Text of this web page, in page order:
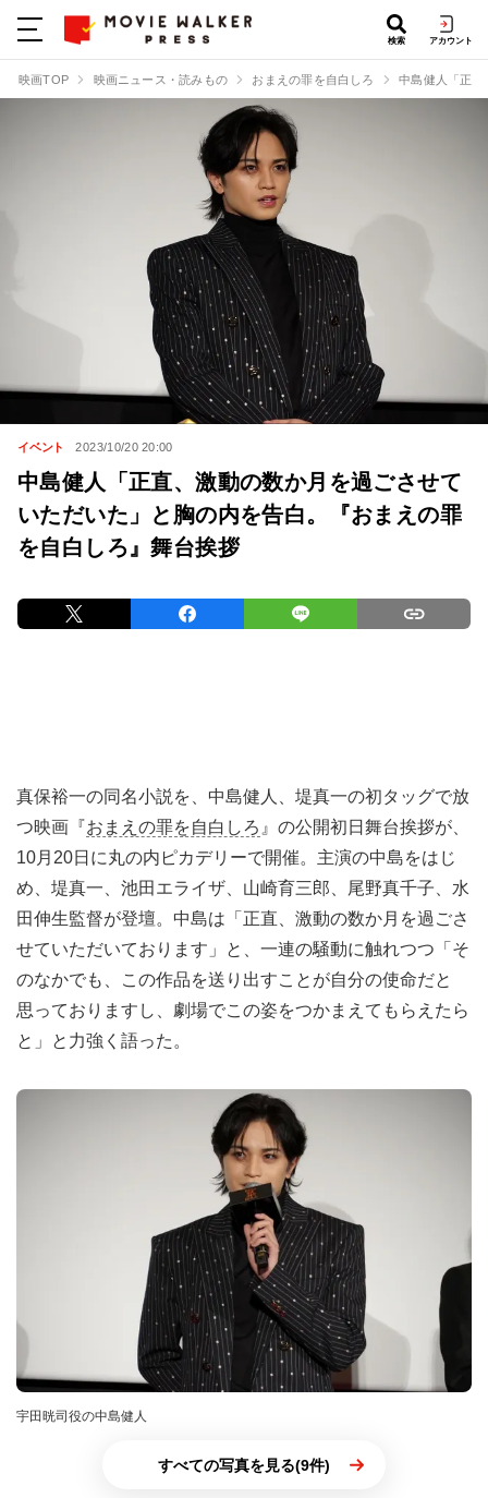
検索 アカウント
映画TOP 映画ニュース・読みもの おまえの罪を自白しろ 中島健人「正
イベント 2023/10/20 20:00
中島健人「正直、激動の数か月を過ごさせて
いただいた」と胸の内を告白。『おまえの罪
を自白しろ』舞台挨拶
真保裕一の同名小説を、中島健人、堤真一の初タッグで放
つ映画『おまえの罪を自白しろ 』の公開初日舞台挨拶が、
10月20日に丸の内ピカデリーで開催。主演の中島をはじ
め、堤真一、池田エライザ、山崎育三郎、尾野真千子、水
田伸生監督が登壇。中島は「正直、激動の数か月を過ごさ
せていただいております」と、一連の騒動に触れつつ「そ
のなかでも、この作品を送り出すことが自分の使命だと
思っておりますし、劇場でこの姿をつかまえてもらえたら
と」と力強く語った。
宇田晄司役の中島健人
すべての写真を見る(9件)